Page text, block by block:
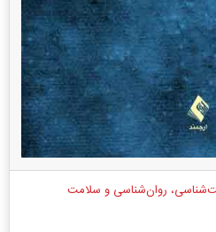
روان‌شناسی و سلامت